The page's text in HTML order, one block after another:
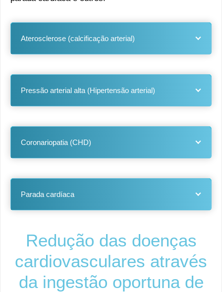
Aterosclerose (calcificação arterial)
Pressão arterial alta (Hipertensão arterial)
Coronariopatia (CHD)
Parada cardíaca
Redução das doenças
cardiovasculares através
da ingestão oportuna de